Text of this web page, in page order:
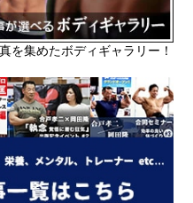
を集めたボディギャラリー！